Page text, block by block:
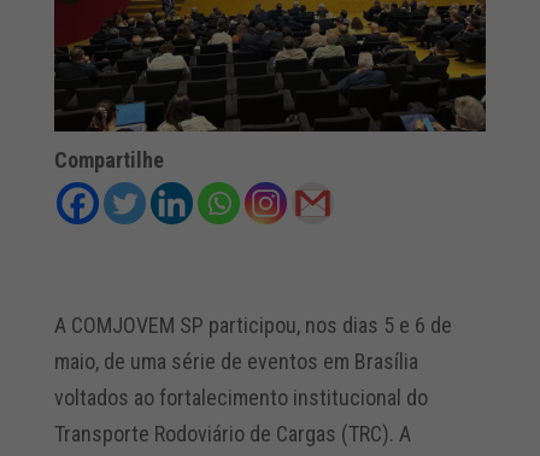
Compartilhe
A COMJOVEM SP participou, nos dias 5 e 6 de
maio, de uma série de eventos em Brasília
voltados ao fortalecimento institucional do
Transporte Rodoviário de Cargas (TRC). A